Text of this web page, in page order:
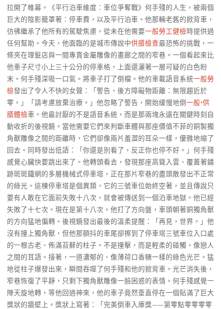
拉開了帷幕。《平行泊車維度：車位爭奪戰》何手殘的人生，被兩個
巨大的陰影籠罩著：停車費，以及平行泊車。他那輛老舊的掀背車，
彷彿繼承了他所有的駕駛焦慮，從未在他需要一般勞工健檢時提供過
任何幫助。今天，他面臨的是城市傳說中供膳檢查最恐怖的挑戰，一
條夾在理髮店與一間專賣金屬雕像的畫廊之間的窄巷。一個看起來比
他車子尺寸小上三十公分的停車格，上面還灑著一層可疑的白色粉
末。何手殘深吸一口氣。將車子打了倒檔。他的車載語音系統一般勞
檢發出了令人不快的女聲：「警告，後方障礙物距離：無限趨近於
零。」「請考慮放棄治療。」他忽略了警告，開始緩慢地倒一般+供
膳體檢車。他最討厭的不是語音系統，而是那兩塊永遠在關鍵時刻自
動收折的後視鏡。當他需要它們來判斷車體與那座價值不菲的銅製獨
角獸雕像之間的距離時，它們卻像兩片羞澀的耳朵一樣，優雅地縮了
回去。同時發出低語：「你還是別看了，反正你也停不好。」何手殘
感覺心臟快要跳出來了。他轉頭看去，發現那座高聳入雲、覆蓋著鏽
跡斑斑鐵網的多層機械式停車塔，正在那片窄巷的盡頭散發出不正常
的綠光。這棟停車塔是個異類，它的三號車位始終空著，並且傳說只
要有人敢在它面前失敗十八次，就會被傳送到一個泊車地獄。他已經
失敗了十七次。現在是第十八次。他打了方向盤，車頭朝著銅獨角獸
的方向猛地偏轉。後視鏡發出最後的溫柔提醒：「再見，世界。」他
沒有撞上獨角獸，但他那顫抖的車尾卻擦到了停車塔三號車位入口處
的一根古老、佈滿苔蘚的柱子。不是撞擊，而是輕柔的碰觸，像戀人
之間的耳語。接著，一道濃郁的、像薄荷口香糖一樣的綠色光芒。猛
地從柱子爆發出來，瞬間吞噬了何手殘和他的掀背車。光芒消失後，
窄巷恢復了平靜，只剩下獨角獸雕像一臉困惑的表情。何手殘感覺一
陣天旋地轉，等他回過神來，他的車子竟然垂直停在一個貼滿了巨大
獎狀的牆壁上。獎狀上寫著：「完美倒車入庫獎——第零點零零零零